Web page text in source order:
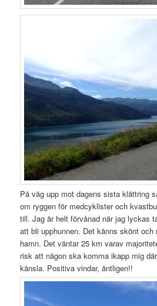
På väg upp mot dagens sista klättring
om ryggen för medcyklister och
till. Jag är helt förvånad när jag lyckas
att bli upphunnen. Det känns skönt
hamn. Det väntar 25 km varav
risk att någon ska komma ikapp mig
känsla. Positiva vindar, äntligen!!